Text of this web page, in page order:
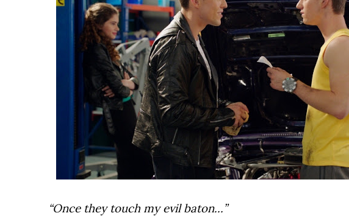
“Once they touch my evil baton…”